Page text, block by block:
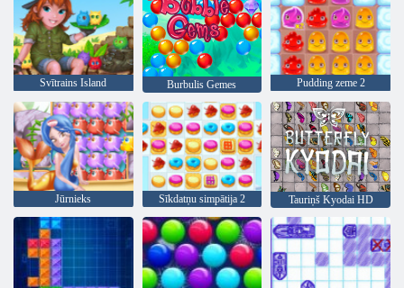
Svītrains Island Burbulis Gemes Pudding zeme 2
Jūrnieks Sīkdatņu simpātija 2 Tauriņš Kyodai HD